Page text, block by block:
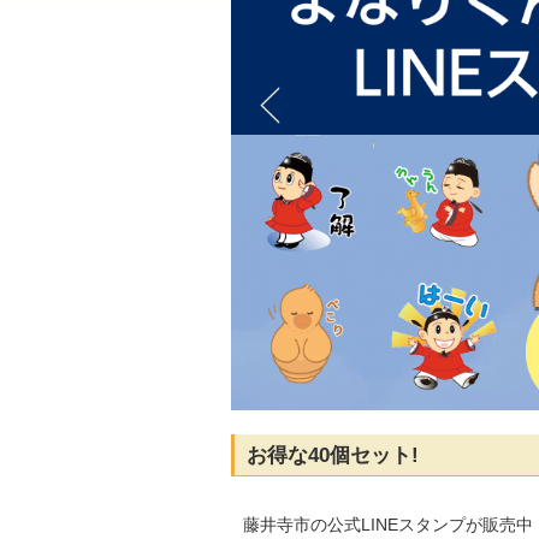
お得な40個セット!
藤井寺市の公式LINEスタンプが販売中